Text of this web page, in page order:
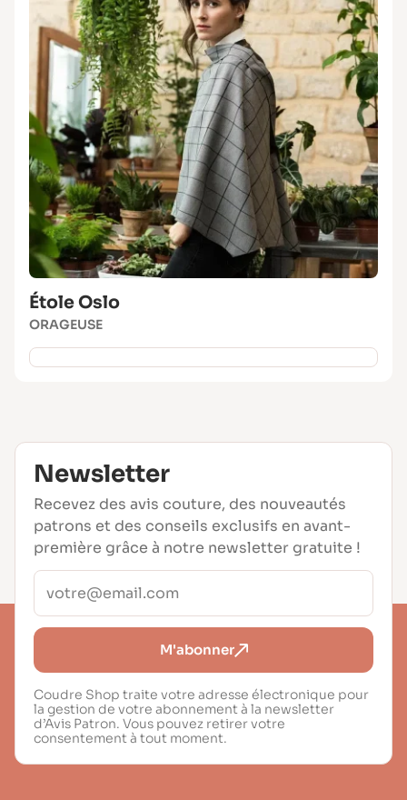
Étole Oslo
ORAGEUSE
Newsletter
Recevez des avis couture, des nouveautés
patrons et des conseils exclusifs en avant-
première grâce à notre newsletter gratuite !
M'abonner
Coudre Shop traite votre adresse électronique pour
la gestion de votre abonnement à la newsletter
d’Avis Patron. Vous pouvez retirer votre
consentement à tout moment.